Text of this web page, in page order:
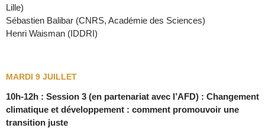
Lille)
Sébastien Balibar (CNRS, Académie des Sciences)
Henri Waisman (IDDRI)
MARDI 9 JUILLET
10h-12h : Session 3 (en partenariat avec l’AFD) : Changement
climatique et développement : comment promouvoir une
transition juste